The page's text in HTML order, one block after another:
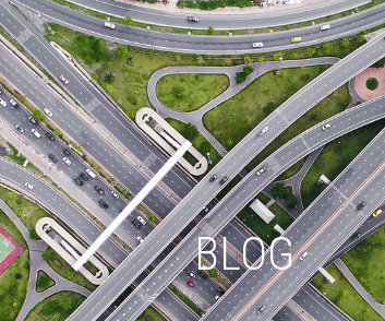
BLOG